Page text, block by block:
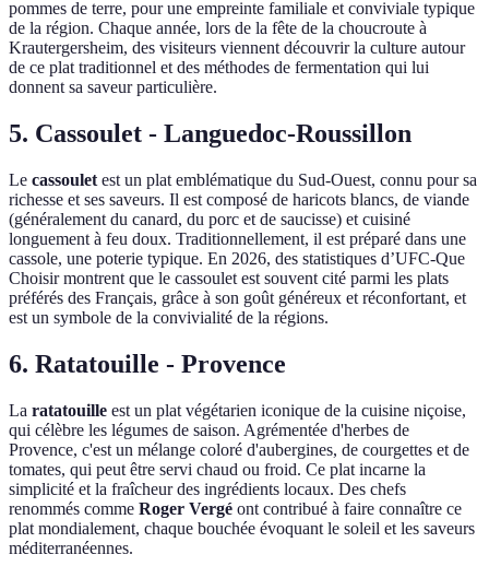
pommes de terre, pour une empreinte familiale et conviviale typique
de la région. Chaque année, lors de la fête de la choucroute à
Krautergersheim, des visiteurs viennent découvrir la culture autour
de ce plat traditionnel et des méthodes de fermentation qui lui
donnent sa saveur particulière.
5. Cassoulet - Languedoc-Roussillon
Le cassoulet est un plat emblématique du Sud-Ouest, connu pour sa
richesse et ses saveurs. Il est composé de haricots blancs, de viande
(généralement du canard, du porc et de saucisse) et cuisiné
longuement à feu doux. Traditionnellement, il est préparé dans une
cassole, une poterie typique. En 2026, des statistiques d’UFC-Que
Choisir montrent que le cassoulet est souvent cité parmi les plats
préférés des Français, grâce à son goût généreux et réconfortant, et
est un symbole de la convivialité de la régions.
6. Ratatouille - Provence
La ratatouille est un plat végétarien iconique de la cuisine niçoise,
qui célèbre les légumes de saison. Agrémentée d'herbes de
Provence, c'est un mélange coloré d'aubergines, de courgettes et de
tomates, qui peut être servi chaud ou froid. Ce plat incarne la
simplicité et la fraîcheur des ingrédients locaux. Des chefs
renommés comme Roger Vergé ont contribué à faire connaître ce
plat mondialement, chaque bouchée évoquant le soleil et les saveurs
méditerranéennes.